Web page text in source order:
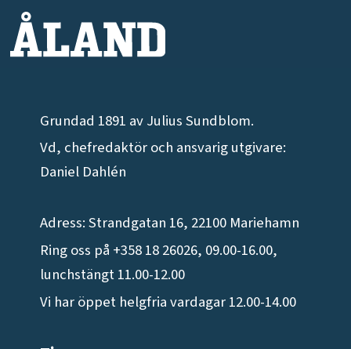
Grundad 1891 av Julius Sundblom.
Vd, chefredaktör och ansvarig utgivare:
Daniel Dahlén
Adress: Strandgatan 16, 22100 Mariehamn
Ring oss på +358 18 26026, 09.00-16.00,
lunchstängt 11.00-12.00
Vi har öppet helgfria vardagar 12.00-14.00